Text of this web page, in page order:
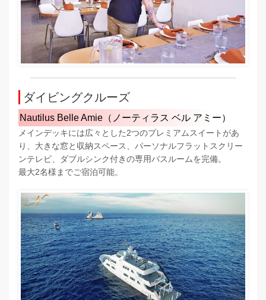
ダイビングクルーズ
Nautilus Belle Amie（ノーティラス ベル アミー）
メインデッキには広々とした2つのプレミアムスイートがあ
り、大きな窓と収納スペース、パーソナルフラットスクリー
ンテレビ、ダブルシンク付きの専用バスルームを完備。
最大2名様までご宿泊可能。